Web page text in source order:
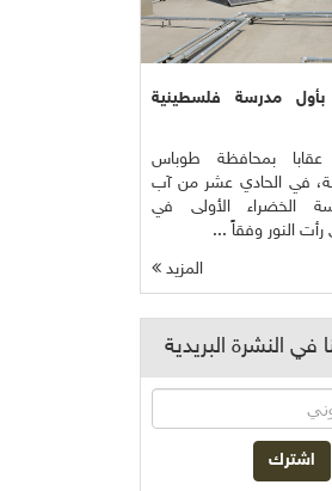
بأول مدرسة فلسطينية
عقابا بمحافظة طوباس
في الحادي عشر من آب
الخضراء الأولى في
النور وفقاً ...
المزيد
في النشرة البريدية